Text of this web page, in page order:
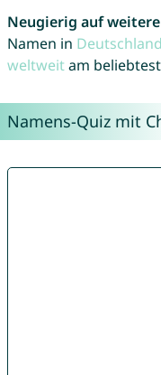
Neugierig auf weitere
Namen in Deutschland
weltweitam
Namens-Quiz mit